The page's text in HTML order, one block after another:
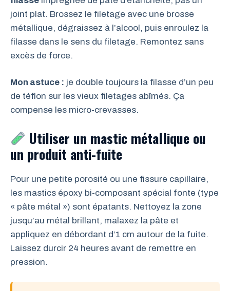
joint plat. Brossez le filetage avec une brosse
métallique, dégraissez à l’alcool, puis enroulez la
filasse dans le sens du filetage. Remontez sans
excès de force.
Mon astuce : je double toujours la filasse d’un peu
de téflon sur les vieux filetages abîmés. Ça
compense les micro-crevasses.
Utiliser un mastic métallique ou
un produit anti-fuite
Pour une petite porosité ou une fissure capillaire,
les mastics époxy bi-composant spécial fonte (type
« pâte métal ») sont épatants. Nettoyez la zone
jusqu’au métal brillant, malaxez la pâte et
appliquez en débordant d’1 cm autour de la fuite.
Laissez durcir 24 heures avant de remettre en
pression.